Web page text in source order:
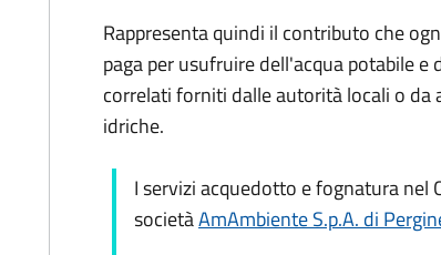
Rappresenta quindi il contributo che
paga per usufruire dell'acqua potabile e
correlati forniti dalle autorità locali o da
idriche.
I servizi acquedotto e fognatura nel
societàAmAmbiente S.p.A. di